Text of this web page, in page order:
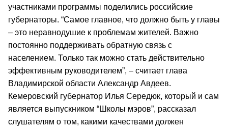
участниками программы поделились российские
губернаторы. “Самое главное, что должно быть у главы
– это неравнодушие к проблемам жителей. Важно
постоянно поддерживать обратную связь с
населением. Только так можно стать действительно
эффективным руководителем”, – считает глава
Владимирской области Александр Авдеев.
Кемеровский губернатор Илья Середюк, который и сам
является выпускником “Школы мэров”, рассказал
слушателям о том, какими качествами должен